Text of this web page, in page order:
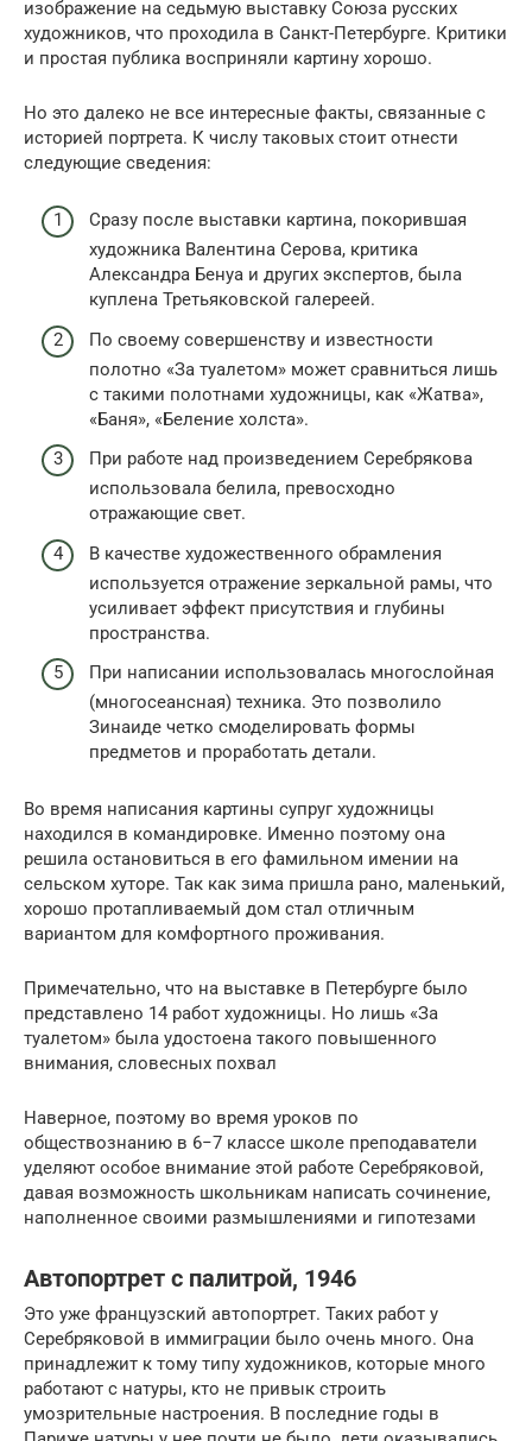
изображение на седьмую выставку Союза русских
художников, что проходила в Санкт-Петербурге. Критики
и простая публика восприняли картину хорошо.
Но это далеко не все интересные факты, связанные с
историей портрета. К числу таковых стоит отнести
следующие сведения:
Сразу после выставки картина, покорившая
художника Валентина Серова, критика
Александра Бенуа и других экспертов, была
куплена Третьяковской галереей.
По своему совершенству и известности
полотно «За туалетом» может сравниться лишь
с такими полотнами художницы, как «Жатва»,
«Баня», «Беление холста».
При работе над произведением Серебрякова
использовала белила, превосходно
отражающие свет.
В качестве художественного обрамления
используется отражение зеркальной рамы, что
усиливает эффект присутствия и глубины
пространства.
При написании использовалась многослойная
(многосеансная) техника. Это позволило
Зинаиде четко смоделировать формы
предметов и проработать детали.
Во время написания картины супруг художницы
находился в командировке. Именно поэтому она
решила остановиться в его фамильном имении на
сельском хуторе. Так как зима пришла рано, маленький,
хорошо протапливаемый дом стал отличным
вариантом для комфортного проживания.
Примечательно, что на выставке в Петербурге было
представлено 14 работ художницы. Но лишь «За
туалетом» была удостоена такого повышенного
внимания, словесных похвал
Наверное, поэтому во время уроков по
обществознанию в 6−7 классе школе преподаватели
уделяют особое внимание этой работе Серебряковой,
давая возможность школьникам написать сочинение,
наполненное своими размышлениями и гипотезами
Автопортрет с палитрой, 1946
Это уже французский автопортрет. Таких работ у
Серебряковой в иммиграции было очень много. Она
принадлежит к тому типу художников, которые много
работают с натуры, кто не привык строить
умозрительные настроения. В последние годы в